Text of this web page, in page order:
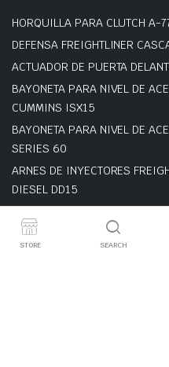
HORQUILLA PARA CLUTCH A-
DEFENSA FREIGHTLINER
ACTUADOR DE PUERTA
BAYONETA PARA NIVEL DE
CUMMINS ISX15
BAYONETA PARA NIVEL DE
SERIES 60
ARNES DE INYECTORES
DIESEL DD15
STORE SEARCH